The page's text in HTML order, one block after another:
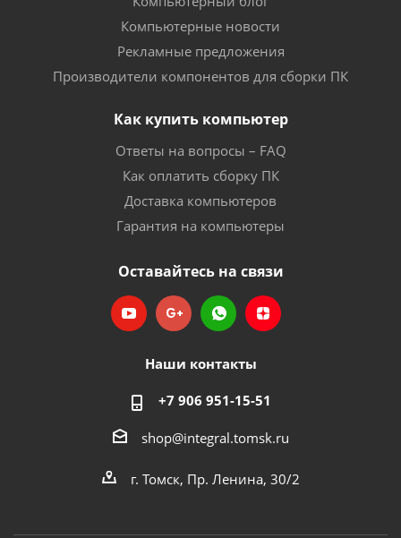
Компьютерные новости
Рекламные предложения
Производители компонентов для сборки ПК
Как купить компьютер
Ответы на вопросы – FAQ
Как оплатить сборку ПК
Доставка компьютеров
Гарантия на компьютеры
Оставайтесь на связи
Наши контакты
+7 906 951-15-51
shop@integral.tomsk.ru
г. Томск, Пр. Ленина, 30/2